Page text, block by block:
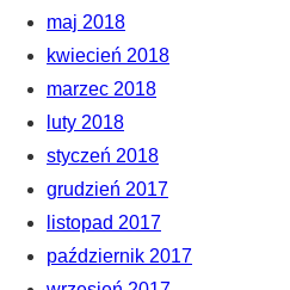
maj 2018
kwiecień 2018
marzec 2018
luty 2018
styczeń 2018
grudzień 2017
listopad 2017
październik 2017